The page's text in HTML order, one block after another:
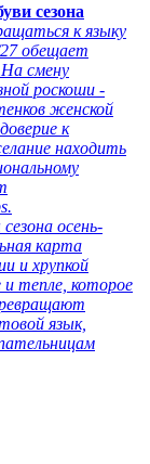
сезона
к языку
обещает
смену
роскоши -
женской
к
находить
осень-
карта
и хрупкой
и тепле, которое
язык,